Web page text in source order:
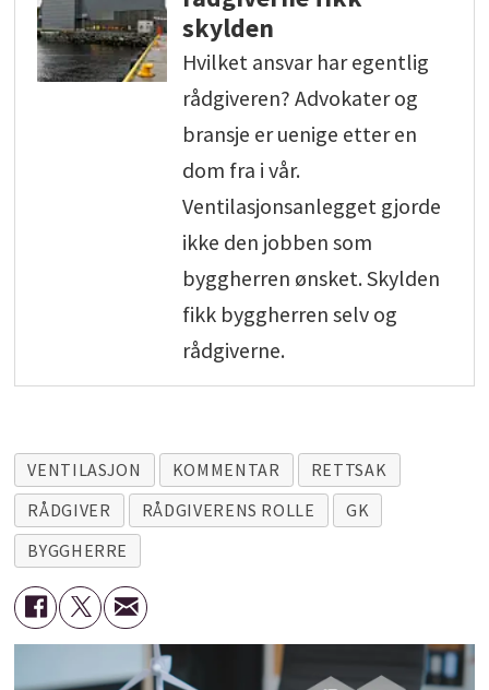
skylden
Hvilket ansvar har egentlig
rådgiveren? Advokater og
bransje er uenige etter en
dom fra i vår.
Ventilasjonsanlegget gjorde
ikke den jobben som
byggherren ønsket. Skylden
fikk byggherren selv og
rådgiverne.
VENTILASJON KOMMENTAR
RETTSAK
RÅDGIVER
RÅDGIVERENS ROLLE
GK
BYGGHERRE